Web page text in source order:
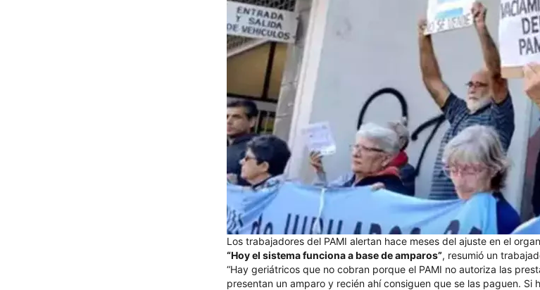
Los trabajadores del PAMI alertan hace meses del ajuste en el
“Hoy el sistema funciona a base de amparos”, resumió un
“Hay geriátricos que no cobran porque el PAMI no autoriza las
presentan un amparo y recién ahí consiguen que se las paguen. Si